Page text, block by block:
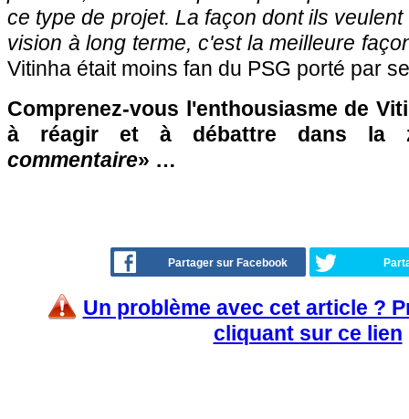
ce type de projet. La façon dont ils
vision à long terme, c'est la meilleure
Vitinha était moins fan du PSG porté par
Comprenez-vous l'enthousiasme de
à réagir et à débattre dans la
commentaire» …
Partager sur Facebook
Un problème avec cet article ?
cliquant sur ce lien